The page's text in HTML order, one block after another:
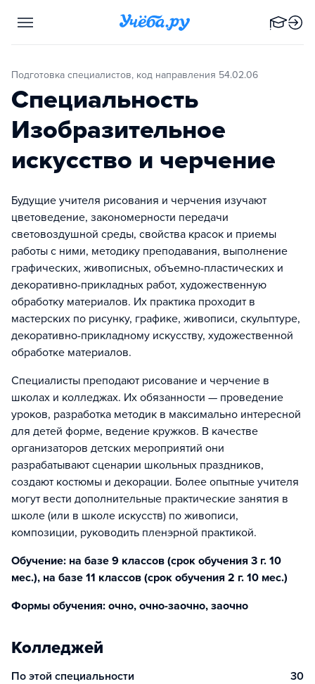
Подготовка специалистов, код направления 54.02.06
Специальность
Изобразительное
искусство и черчение
Будущие учителя рисования и черчения изучают
цветоведение, закономерности передачи
световоздушной среды, свойства красок и приемы
работы с ними, методику преподавания, выполнение
графических, живописных, объемно-пластических и
декоративно-прикладных работ, художественную
обработку материалов. Их практика проходит в
мастерских по рисунку, графике, живописи, скульптуре,
декоративно-прикладному искусству, художественной
обработке материалов.
Специалисты преподают рисование и черчение в
школах и колледжах. Их обязанности — проведение
уроков, разработка методик в максимально интересной
для детей форме, ведение кружков. В качестве
организаторов детских мероприятий они
разрабатывают сценарии школьных праздников,
создают костюмы и декорации. Более опытные учителя
могут вести дополнительные практические занятия в
школе (или в школе искусств) по живописи,
композиции, руководить пленэрной практикой.
Обучение: на базе 9 классов (срок обучения 3 г. 10
мес.), на базе 11 классов (срок обучения 2 г. 10 мес.)
Формы обучения: очно, очно-заочно, заочно
Колледжей
По этой специальности 30